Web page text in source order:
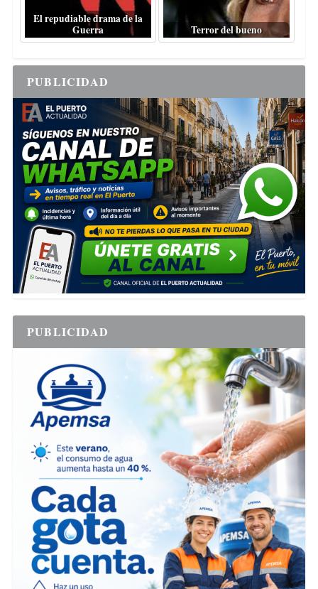
El repudiable drama de la
Guerra
Terror del bueno
PUBLICIDAD
PUBLICIDAD